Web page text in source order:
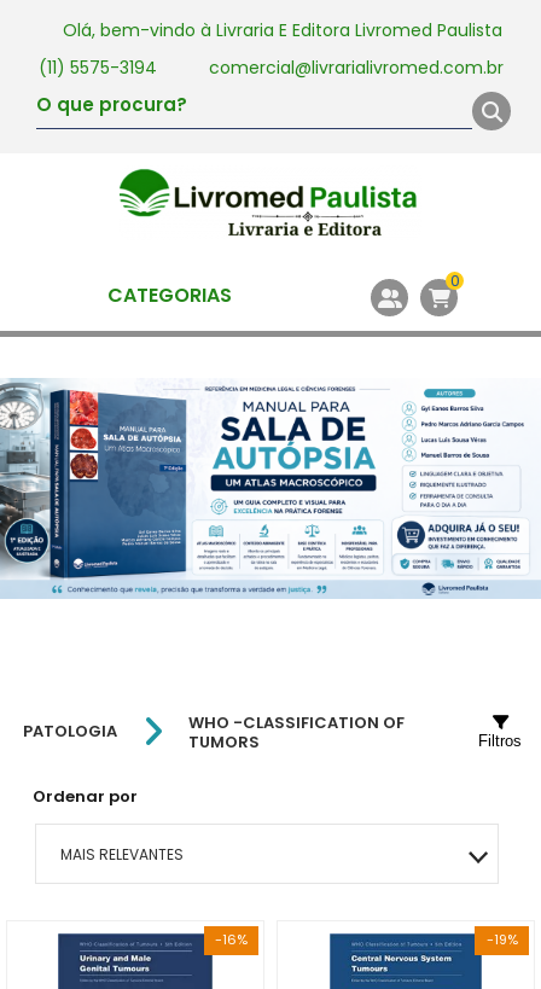
Olá, bem-vindo à Livraria E Editora Livromed Paulista
(11) 5575-3194
comercial@livrarialivromed.com.br
CATEGORIAS 0
PATOLOGIA
WHO -CLASSIFICATION OF
TUMORS
Ordenar por
MAIS RELEVANTES
MENOR PREÇO
Filtros
-16% -19%